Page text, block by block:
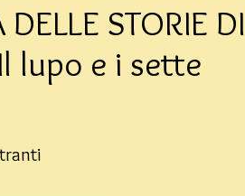
DELLE STORIE DI
lupo e i sette